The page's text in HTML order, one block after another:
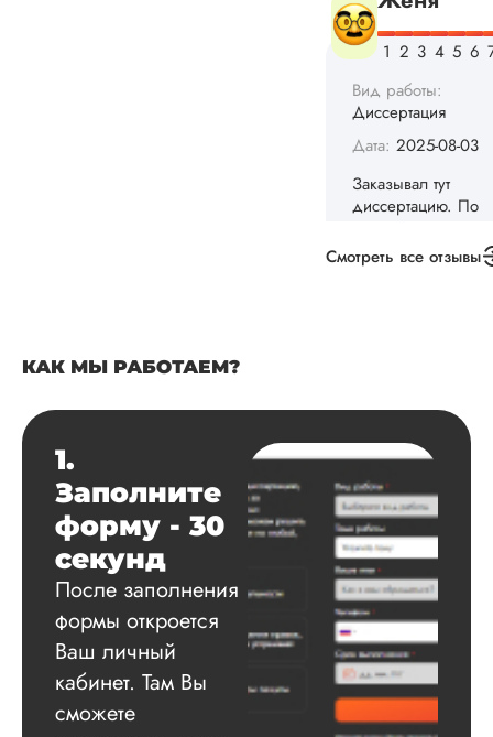
срокам и
конечно, для меня
внушительно, но
выхода не
не успел бы
самостоятельно.
Понравилось то,
держал меня в
о статусе заказа.
исследования
Вид работы:
Диссертация
Дата:2025-03-15
Автору огромное
спасибо за
сам подобрал
литературу,
оформил и провел
подробное
экспериментов,
которые сам же и
Смотреть все отзывы
КАК МЫ РАБОТАЕМ?
1.
Заполните
форму - 30
секунд
После заполнения
формы откроется
Ваш личный
кабинет. Там Вы
сможете